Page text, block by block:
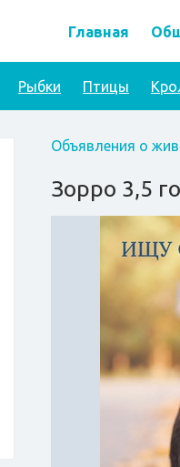
Главная
Рыбки Птицы
Объявления о
Зорро 3,5